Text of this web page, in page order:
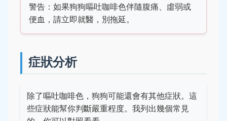
警告：如果狗狗嘔吐咖啡色伴隨腹痛、虛弱或
便血，請立即就醫，別拖延。
症狀分析
除了嘔吐咖啡色，狗狗可能還會有其他症狀。這
些症狀能幫你判斷嚴重程度。我列出幾個常見